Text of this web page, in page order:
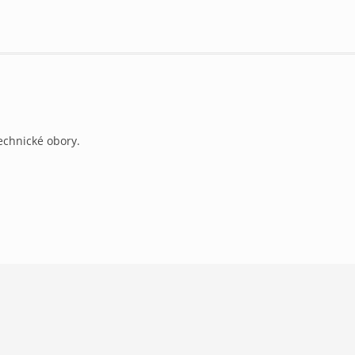
obory.